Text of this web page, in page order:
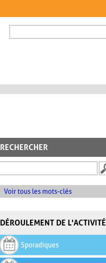
FORMULAIRE DE
RECHERCHER
Voir tous les mots-clés
DÉROULEMENT DE L'ACTIVITÉ
Sporadiques